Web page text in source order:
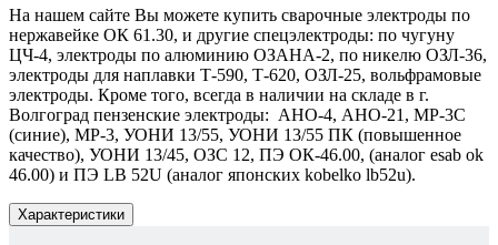
На нашем сайте Вы можете купить сварочные электроды по
нержавейке ОК 61.30, и другие спецэлектроды: по чугуну
ЦЧ-4, электроды по алюминию ОЗАНА-2, по никелю ОЗЛ-36,
электроды для наплавки Т-590, Т-620, ОЗЛ-25, вольфрамовые
электроды. Кроме того, всегда в наличии на складе в г.
Волгоград пензенские электроды: АНО-4, АНО-21, МР-3С
(синие), МР-3, УОНИ 13/55, УОНИ 13/55 ПК (повышенное
качество), УОНИ 13/45, ОЗС 12, ПЭ ОК-46.00, (аналог esab ok
46.00) и ПЭ LB 52U (аналог японских kobelko lb52u).
Характеристики